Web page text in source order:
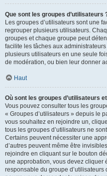
Que sont les groupes d’utilisateurs
Les groupes d’utilisateurs sont une
regrouper plusieurs utilisateurs.
groupes et chaque groupe peut
facilite les tâches aux
plusieurs utilisateurs en une seule
de modération, ou bien leur donner
Haut
Où sont les groupes d’utilisateurs
Vous pouvez consulter tous les
« Groupes d’utilisateurs » depuis le
vous souhaitez en rejoindre un,
tous les groupes d’utilisateurs ne
Certains peuvent nécessiter une
d’autres peuvent même être
rejoindre en cliquant sur le bouton
une approbation, vous devez cliquer
responsable du groupe